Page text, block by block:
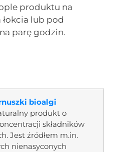
produktu na
lub pod
parę godzin.
bioalgi
produkt o
składników
Jest źródłem m.in.
nienasyconych